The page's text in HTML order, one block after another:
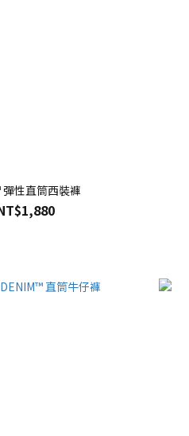
彈性直筒西裝褲